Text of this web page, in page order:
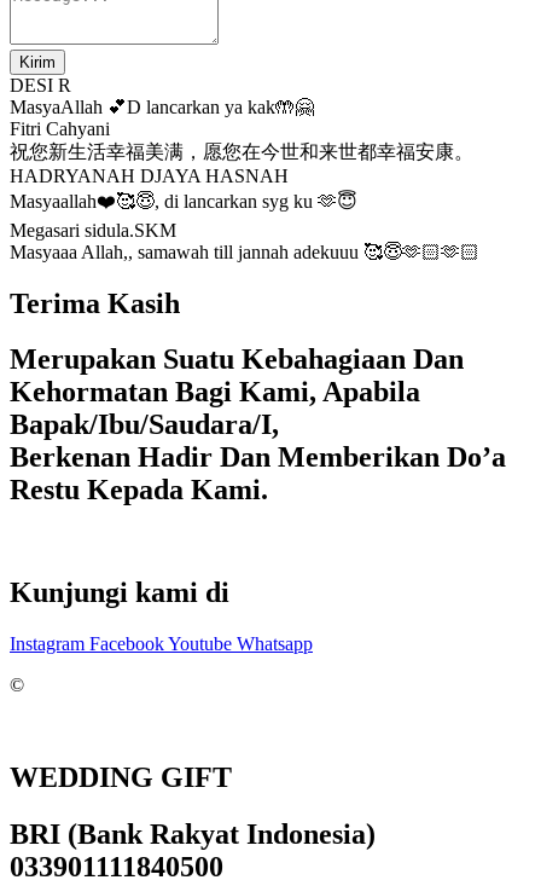
Kirim
DESI R
MasyaAllah 💕D lancarkan ya kak🤲🤗
Fitri Cahyani
祝您新生活幸福美满，愿您在今世和来世都幸福安康。
HADRYANAH DJAYA HASNAH
Masyaallah❤️🥰😇, di lancarkan syg ku 🫶😇
Megasari sidula.SKM
Masyaaa Allah,, samawah till jannah adekuuu 🥰😇🫶🏻🫶🏻
Terima Kasih
Merupakan Suatu Kebahagiaan Dan
Kehormatan Bagi Kami, Apabila
Bapak/Ibu/Saudara/I,
Berkenan Hadir Dan Memberikan Do’a
Restu Kepada Kami.
Kunjungi kami di
Instagram FacebookYoutube Whatsapp
©
WEDDING GIFT
BRI (Bank Rakyat Indonesia)
033901111840500